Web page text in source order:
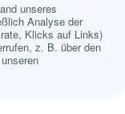
unseres
Analyse der
Klicks auf Links)
z. B. über den